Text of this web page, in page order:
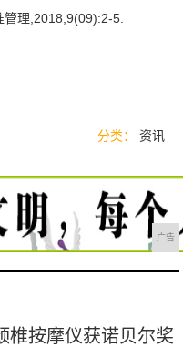
理,2018,9(09):2-5.
分类： 资讯
广告
椎按摩仪获诺贝尔奖